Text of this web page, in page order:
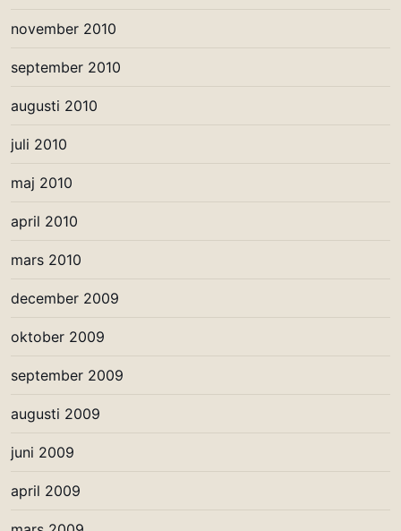
november 2010
september 2010
augusti 2010
juli 2010
maj 2010
april 2010
mars 2010
december 2009
oktober 2009
september 2009
augusti 2009
juni 2009
april 2009